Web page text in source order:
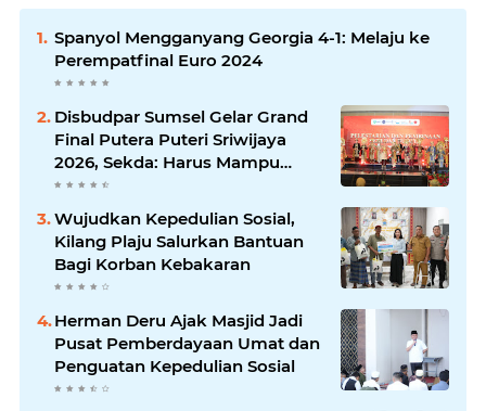
Spanyol Mengganyang Georgia 4-1: Melaju ke
Perempatfinal Euro 2024
Disbudpar Sumsel Gelar Grand
Final Putera Puteri Sriwijaya
2026, Sekda: Harus Mampu
Bawa Sumsel Go Internasional
Wujudkan Kepedulian Sosial,
Kilang Plaju Salurkan Bantuan
Bagi Korban Kebakaran
Herman Deru Ajak Masjid Jadi
Pusat Pemberdayaan Umat dan
Penguatan Kepedulian Sosial